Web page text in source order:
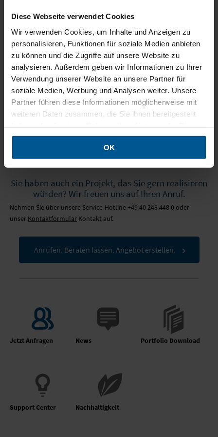
Diese Webseite verwendet Cookies
Wir verwenden Cookies, um Inhalte und Anzeigen zu
personalisieren, Funktionen für soziale Medien anbieten
zu können und die Zugriffe auf unsere Website zu
analysieren. Außerdem geben wir Informationen zu Ihrer
Verwendung unserer Website an unsere Partner für
soziale Medien, Werbung und Analysen weiter. Unsere
Partner führen diese Informationen möglicherweise mit
weiteren Daten zusammen, die Sie ihnen bereitgestellt
gesammelt haben.
OK
MOBILE LIGHT BOX
FORMSCHNITT
Verfügung gestellt.
< Vorige Nachricht
Nächste Nachricht >
Sie haben auch ein Projekt, das Sie gern realisieren
würden? Wir freuen uns auf Ihren Anruf.
Nehmen Sie über unsere Service-Hotline +49 40 248 448 0 oder
unser Kontaktformular Kontakt auf.
Anrufen. Beraten lassen. Angebot erstellen.
Jetzt Anfragen News Portfolio Download
Support Center Nachhaltigkeit